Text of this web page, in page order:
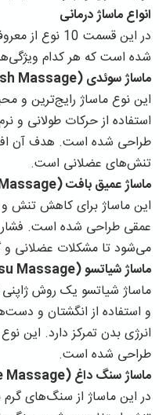
انواع ماساژ درمانی
در این قسمت 10
شده است که هر کدام
ماساژ سوئدی (Swedish Massage)
این نوع ماساژ رایج‌ترین و
استفاده از حرکات طولانی
طراحی شده است. هدف آن
تنش‌های عضلانی است.
ماساژ عمیق بافت (Deep Tissue Massage)
این ماساژ برای کاهش تنش
عمقی طراحی شده است. فشار
می‌شود تا مشکلات عضلانی
ماساژ شیاتسو (Shiatsu Massage)
ماساژ شیاتسو یک روش
و استفاده از انگشتان و
انرژی بدن تمرکز دارد. این
طراحی شده است.
ماساژ سنگ داغ (Hot Stone Massage)
در این ماساژ از سنگ‌های